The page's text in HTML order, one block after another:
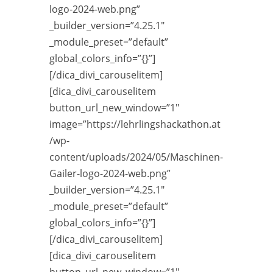
logo-2024-web.png”
_builder_version=”4.25.1″
_module_preset=”default”
global_colors_info=”{}”]
[/dica_divi_carouselitem]
[dica_divi_carouselitem
button_url_new_window=”1″
image=”https://lehrlingshackathon.at
/wp-
content/uploads/2024/05/Maschinen-
Gailer-logo-2024-web.png”
_builder_version=”4.25.1″
_module_preset=”default”
global_colors_info=”{}”]
[/dica_divi_carouselitem]
[dica_divi_carouselitem